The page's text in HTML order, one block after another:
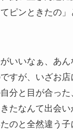
ピンときたの」
いいなぁ、あん
すが、いざお
分と目が合っ
たなんて出会
のと全然違う子